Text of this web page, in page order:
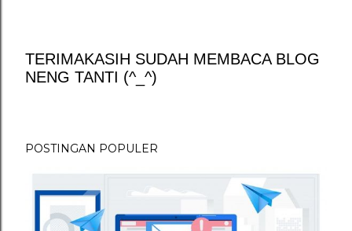
P
i
TERIMAKASIH SUDAH MEMBACA BLOG
NENG TANTI (^_^)
POSTINGAN POPULER